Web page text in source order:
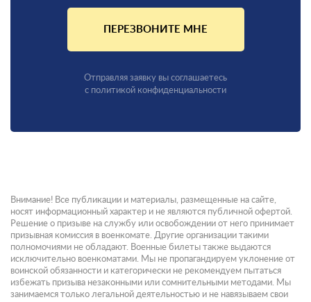
ПЕРЕЗВОНИТЕ МНЕ
Отправляя заявку вы соглашаетесь
с политикой конфиденциальности
Внимание! Все публикации и материалы, размещенные на сайте,
носят информационный характер и не являются публичной офертой.
Решение о призыве на службу или освобождении от него принимает
призывная комиссия в военкомате. Другие организации такими
полномочиями не обладают. Военные билеты также выдаются
исключительно военкоматами. Мы не пропагандируем уклонение от
воинской обязанности и категорически не рекомендуем пытаться
избежать призыва незаконными или сомнительными методами. Мы
занимаемся только легальной деятельностью и не навязываем свои